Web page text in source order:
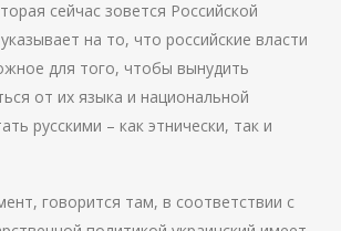
сейчас зовется Российской
на то, что российские власти
для того, чтобы вынудить
от их языка и национальной
русскими – как этнически, так и
говорится там, в соответствии с